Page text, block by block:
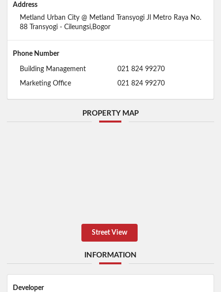
Address
Metland Urban City @ Metland Transyogi Jl Metro Raya No.
88 Transyogi - Cileungsi,Bogor
Phone Number
Building Management 021 824 99270
Marketing Office 021 824 99270
PROPERTY MAP
Street View
INFORMATION
Developer